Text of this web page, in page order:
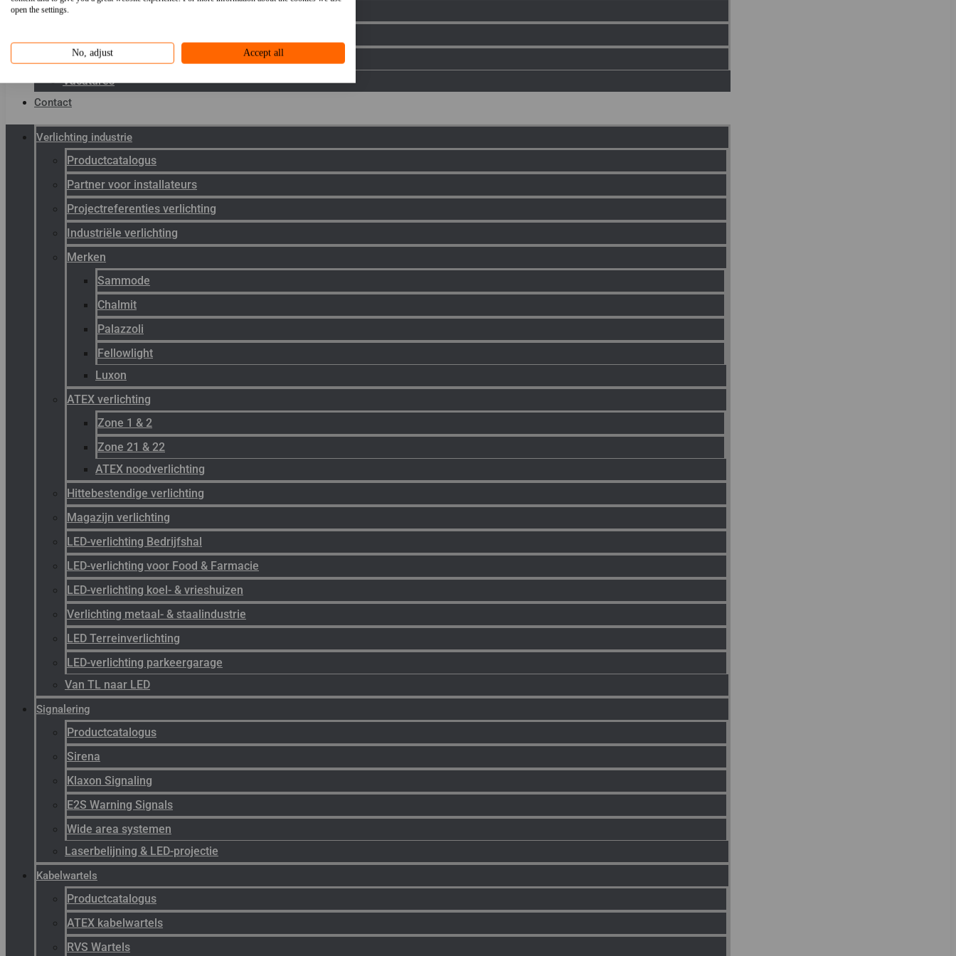
open the settings.
No, adjust Accept all
Toepassingen
Werken bij Gunneman
Vacatures
Contact
Verlichting industrie
Productcatalogus
Partner voor installateurs
Projectreferenties verlichting
Industriële verlichting
Merken
Sammode
Chalmit
Palazzoli
Fellowlight
Luxon
ATEX verlichting
Zone 1 & 2
Zone 21 & 22
ATEX noodverlichting
Hittebestendige verlichting
Magazijn verlichting
LED-verlichting Bedrijfshal
LED-verlichting voor Food & Farmacie
LED-verlichting koel- & vrieshuizen
Verlichting metaal- & staalindustrie
LED Terreinverlichting
LED-verlichting parkeergarage
Van TL naar LED
Signalering
Productcatalogus
Sirena
Klaxon Signaling
E2S Warning Signals
Wide area systemen
Laserbelijning & LED-projectie
Kabelwartels
Productcatalogus
ATEX kabelwartels
RVS Wartels